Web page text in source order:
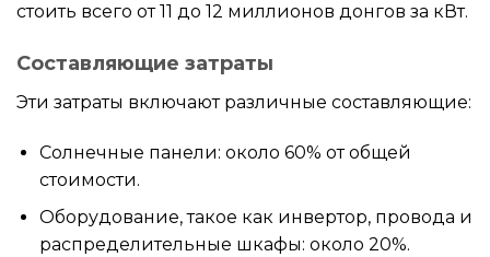
стоить всего от 11 до 12 миллионов донгов за кВт.
Составляющие затраты
Эти затраты включают различные составляющие:
Солнечные панели: около 60% от общей
стоимости.
Оборудование, такое как инвертор, провода и
распределительные шкафы: около 20%.